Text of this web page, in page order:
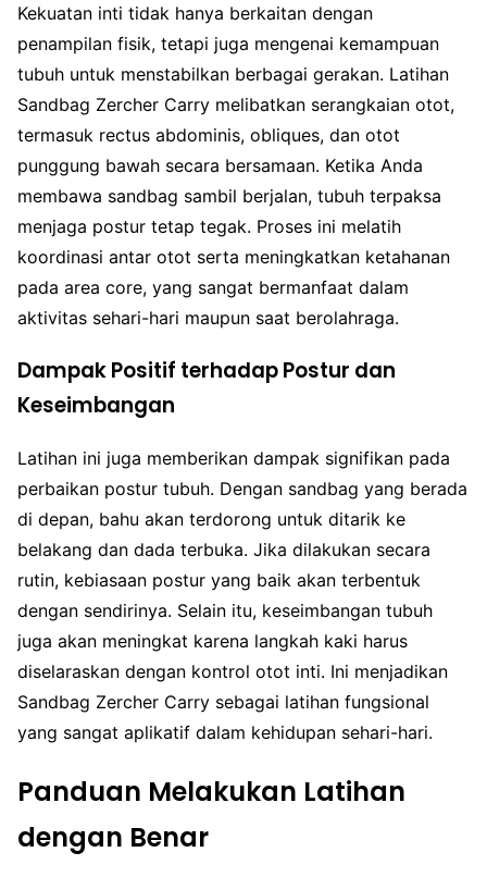
Kekuatan inti tidak hanya berkaitan dengan
penampilan fisik, tetapi juga mengenai kemampuan
tubuh untuk menstabilkan berbagai gerakan. Latihan
Sandbag Zercher Carry melibatkan serangkaian otot,
termasuk rectus abdominis, obliques, dan otot
punggung bawah secara bersamaan. Ketika Anda
membawa sandbag sambil berjalan, tubuh terpaksa
menjaga postur tetap tegak. Proses ini melatih
koordinasi antar otot serta meningkatkan ketahanan
pada area core, yang sangat bermanfaat dalam
aktivitas sehari-hari maupun saat berolahraga.
Dampak Positif terhadap Postur dan
Keseimbangan
Latihan ini juga memberikan dampak signifikan pada
perbaikan postur tubuh. Dengan sandbag yang berada
di depan, bahu akan terdorong untuk ditarik ke
belakang dan dada terbuka. Jika dilakukan secara
rutin, kebiasaan postur yang baik akan terbentuk
dengan sendirinya. Selain itu, keseimbangan tubuh
juga akan meningkat karena langkah kaki harus
diselaraskan dengan kontrol otot inti. Ini menjadikan
Sandbag Zercher Carry sebagai latihan fungsional
yang sangat aplikatif dalam kehidupan sehari-hari.
Panduan Melakukan Latihan
dengan Benar